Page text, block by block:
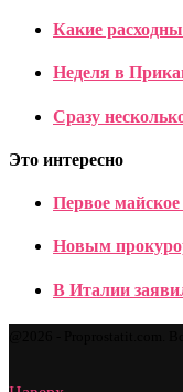
Какие
Неделя в
Сразу
Это интересно
Первое
Новым
В Италии